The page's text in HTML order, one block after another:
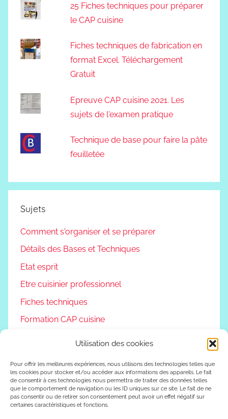
Utilisation des cookies
Pour offrir les meilleures expériences, nous utilisons des technologies telles que
les cookies pour stocker et/ou accéder aux informations des appareils. Le fait
de consentir à ces technologies nous permettra de traiter des données telles
que le comportement de navigation ou les ID uniques sur ce site. Le fait de ne
pas consentir ou de retirer son consentement peut avoir un effet négatif sur
certaines caractéristiques et fonctions.
25 Fiches techniques pour préparer
le CAP cuisine
Fiches techniques de fabrication en
format Excel. Téléchargement
Gratuit
Epreuve CAP cuisine 2021. Les
sujets de l'examen pratique
Technique de base pour faire la pâte
feuilletée
Sujets
Comment s'organiser et se préparer
Détails des Bases et Techniques
Etat esprit
Etre cuisinier professionnel
Fiches techniques
Formation CAP cuisine
Reconversion professionnelle
Vivre autrement
Vlog